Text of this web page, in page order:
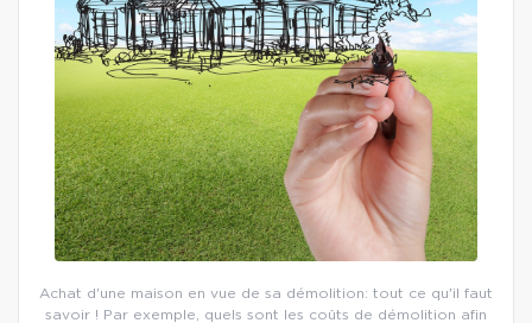
Achat d'une maison en vue de sa démolition: tout ce qu'il faut
savoir ! Par exemple, quels sont les coûts de démolition afin